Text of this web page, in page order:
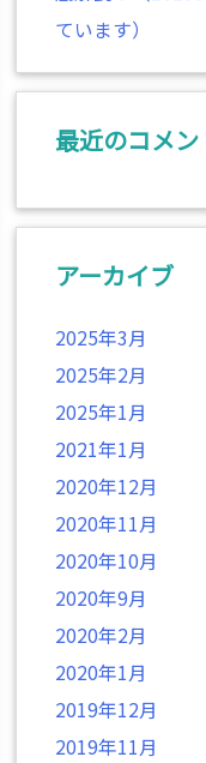
ています）
最近のコメン
アーカイブ
2025年3月
2025年2月
2025年1月
2021年1月
2020年12月
2020年11月
2020年10月
2020年9月
2020年2月
2020年1月
2019年12月
2019年11月